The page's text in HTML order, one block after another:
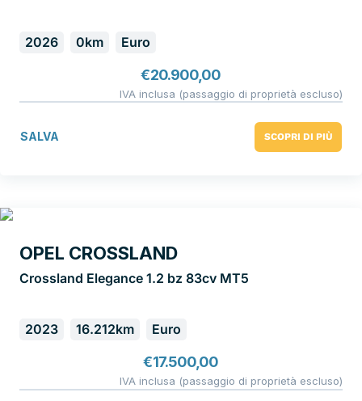
2026 0km Euro
€20.900,00
IVA inclusa (passaggio di proprietà escluso)
SALVA SCOPRI DI PIÙ
OPEL CROSSLAND
Crossland Elegance 1.2 bz 83cv MT5
2023 16.212km Euro
€17.500,00
IVA inclusa (passaggio di proprietà escluso)